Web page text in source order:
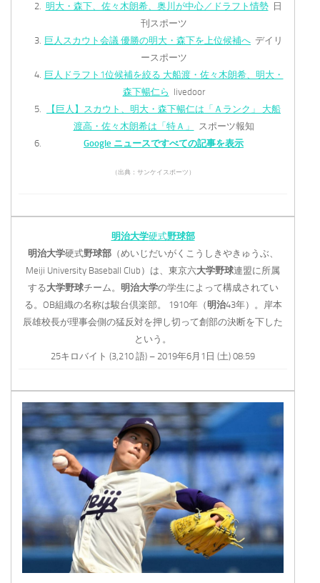
明大・森下、佐々木朗希、奥川が中心／ドラフト情勢
日
刊スポーツ
巨人スカウト会議 優勝の明大・森下を上位候補へ デイリ
ースポーツ
巨人ドラフト1位候補を絞る 大船渡・佐々木朗希、明大・
森下暢仁ら livedoor
【巨人】スカウト、明大・森下暢仁は「Ａランク」 大船
渡高・佐々木朗希は「特Ａ」
スポーツ報知
Google ニュースですべての記事を表示
（出典：サンケイスポーツ）
明治大学硬式野球部
明治大学硬式野球部（めいじだいがくこうしきやきゅうぶ、
Meiji University Baseball Club）は、東京六大学野球連盟に所属
する大学野球チーム。 明治大学の学生によって構成されてい
る。OB組織の名称は駿台倶楽部。 1910年（ 明治43年）。岸本
辰雄校長が理事会側の猛反対を押し切って創部の決断を下した
という。
25キロバイト (3,210 語) – 2019年6月1日 (土) 08:59